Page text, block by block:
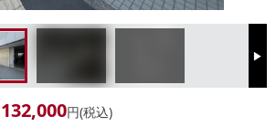
Next
132,000円(税込)